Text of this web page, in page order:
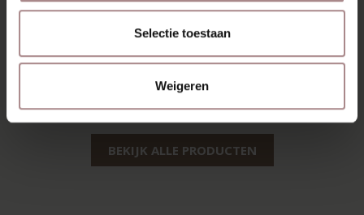
Selectie toestaan
Weigeren
SINNI COUNTER
BARSTOEL
WALNOOT | LINEN
BEKIJK ALLE PRODUCTEN